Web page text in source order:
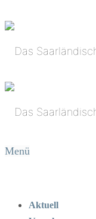
Menü
Aktuell